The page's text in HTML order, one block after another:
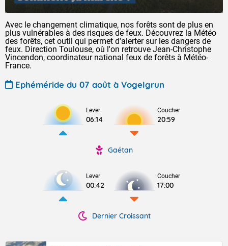
Avec le changement climatique, nos forêts sont de plus en
plus vulnérables à des risques de feux. Découvrez la Météo
des forêts, cet outil qui permet d'alerter sur les dangers de
feux. Direction Toulouse, où l'on retrouve Jean-Christophe
Vincendon, coordinateur national feux de forêts à Météo-
France.
Ephéméride du 07 août à Vogelgrun
Lever
06:14
Coucher
20:59
Gaétan
Lever
00:42
Coucher
17:00
Dernier Croissant